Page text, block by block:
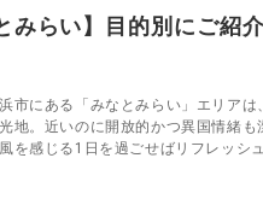
みらい】目的別にご紹
市にある「みなとみらい」エリア
地。近いのに開放的かつ異国情緒
を感じる1日を過ごせばリフレッシ